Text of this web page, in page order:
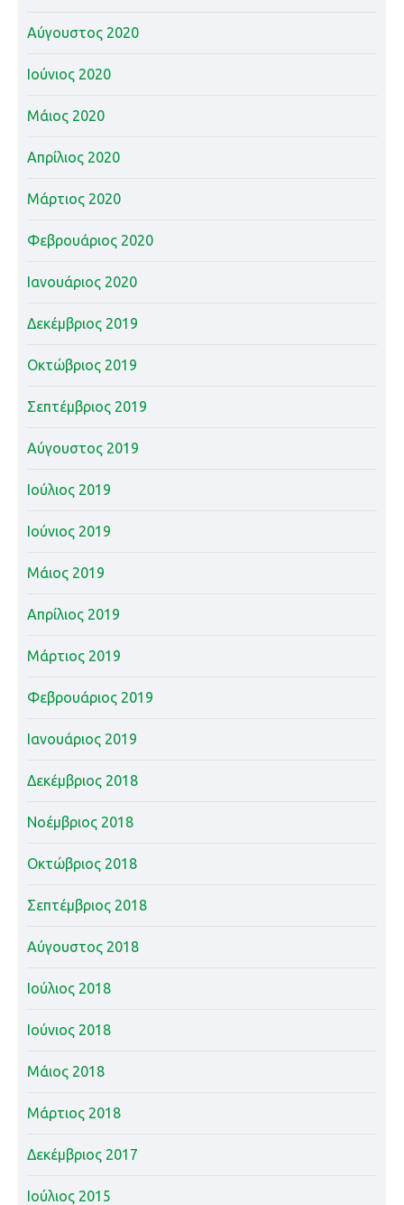
Αύγουστος 2020
Ιούνιος 2020
Μάιος 2020
Απρίλιος 2020
Μάρτιος 2020
Φεβρουάριος 2020
Ιανουάριος 2020
Δεκέμβριος 2019
Οκτώβριος 2019
Σεπτέμβριος 2019
Αύγουστος 2019
Ιούλιος 2019
Ιούνιος 2019
Μάιος 2019
Απρίλιος 2019
Μάρτιος 2019
Φεβρουάριος 2019
Ιανουάριος 2019
Δεκέμβριος 2018
Νοέμβριος 2018
Οκτώβριος 2018
Σεπτέμβριος 2018
Αύγουστος 2018
Ιούλιος 2018
Ιούνιος 2018
Μάιος 2018
Μάρτιος 2018
Δεκέμβριος 2017
Ιούλιος 2015